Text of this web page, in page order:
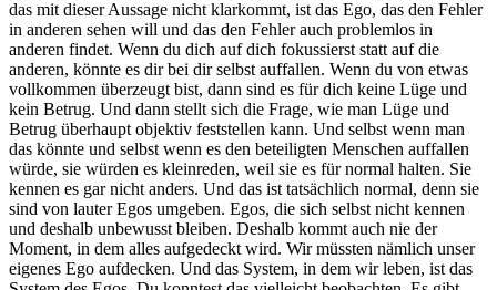
das mit dieser Aussage nicht klarkommt, ist das Ego, das den Fehler
in anderen sehen will und das den Fehler auch problemlos in
anderen findet. Wenn du dich auf dich fokussierst statt auf die
anderen, könnte es dir bei dir selbst auffallen. Wenn du von etwas
vollkommen überzeugt bist, dann sind es für dich keine Lüge und
kein Betrug. Und dann stellt sich die Frage, wie man Lüge und
Betrug überhaupt objektiv feststellen kann. Und selbst wenn man
das könnte und selbst wenn es den beteiligten Menschen auffallen
würde, sie würden es kleinreden, weil sie es für normal halten. Sie
kennen es gar nicht anders. Und das ist tatsächlich normal, denn sie
sind von lauter Egos umgeben. Egos, die sich selbst nicht kennen
und deshalb unbewusst bleiben. Deshalb kommt auch nie der
Moment, in dem alles aufgedeckt wird. Wir müssten nämlich unser
eigenes Ego aufdecken. Und das System, in dem wir leben, ist das